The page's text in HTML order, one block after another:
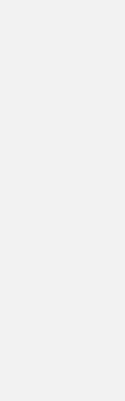
うよ